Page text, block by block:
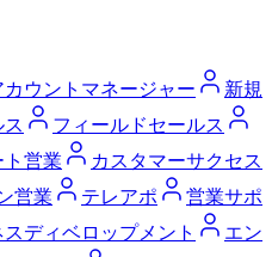
カウントマネージャー
新規
フィールドセールス
ト営業
カスタマーサクセス
営業 テレアポ
営業サポ
スディベロップメント
エン